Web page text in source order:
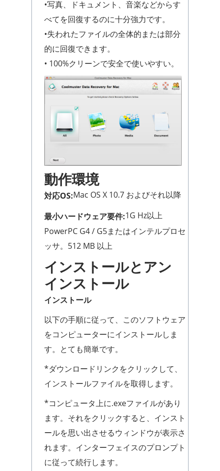
•写真、ドキュメント、音楽などからす
べてを回復するのに十分強力です。
•失われたファイルの全体的または部分
的に回復できます。
• 100%クリーンで安全で使いやすい。
動作環境
対応OS:Mac OS X 10.7 およびそれ以降
最小ハードウェア要件:1G Hz以上
PowerPC G4 / G5またはインテルプロセ
ッサ。512 MB 以上
インストールとアン
インストール
インストール
以下の手順に従って、このソフトウェア
をコンピューターにインストールしま
す。とても簡単です。
*ダウンロードリンクをクリックして、
インストールファイルを取得します。
*コンピュータ上に.exeファイルがあり
ます。それをクリックすると、インスト
ールを思い出させるウィンドウが表示さ
れます。インターフェイスのプロンプト
に従って続行します。